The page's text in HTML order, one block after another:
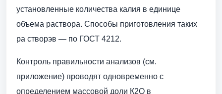
установленные количества калия в единице
объема раствора. Способы приготовления таких
ра створэв — по ГОСТ 4212.
Контроль правильности анализов (см.
приложение) проводят одновременно с
определением массовой доли К2О в